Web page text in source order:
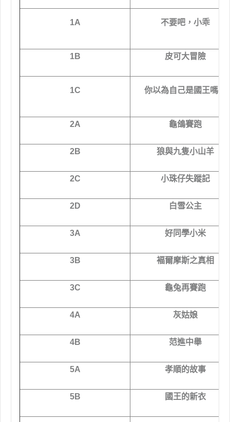
1A 不要吧，小乖
1B 皮可大冒險
1C 你以為自己是國王嗎？
2A 龜鴿賽跑
2B 狼與九隻小山羊
2C 小珠仔失蹤記
2D 白雪公主
3A 好同學小米
3B 褔爾摩斯之真相
3C 龜兔再賽跑
4A 灰姑娘
4B 范進中舉
5A 孝順的故事
5B 國王的新衣